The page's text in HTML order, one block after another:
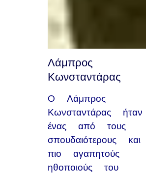
Λάμπρος
Κωνσταντάρας
Ο Λάμπρος
Κωνσταντάρας ήταν
ένας από τους
σπουδαιότερους και
πιο αγαπητούς
ηθοποιούς του